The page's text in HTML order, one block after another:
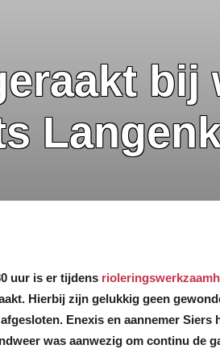
bij
uur is er tijdens
Hierbij zijn gelukkig geen
Enexis en aannemer Siers
was aanwezig om continu de